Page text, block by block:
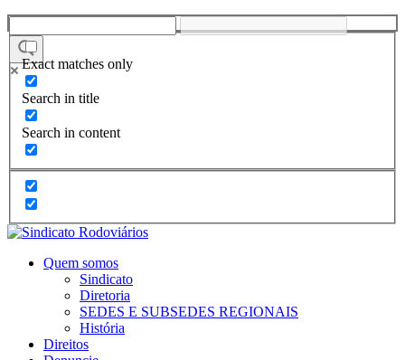
Exact matches only
Search in title
Search in content
Quem somos
Sindicato
Diretoria
SEDES E SUBSEDES REGIONAIS
História
Direitos